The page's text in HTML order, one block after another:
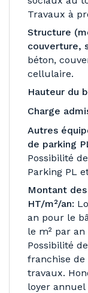
Travaux à
Structure
couverture,
béton,
cellulaire.
Hauteur du
Charge
Autres
de parking
Possibilité
Parking PL
Montant
HT/m²/an:
an pour le
le m² par
Possibilité
franchise de
travaux.
loyer annuel